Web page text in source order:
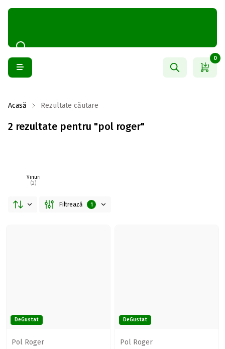
0
Acasă Rezultate căutare
2 rezultate pentru "pol roger"
Vinuri
(2)
Filtrează 1
DeGustat
Pol Roger
DeGustat
Pol Roger